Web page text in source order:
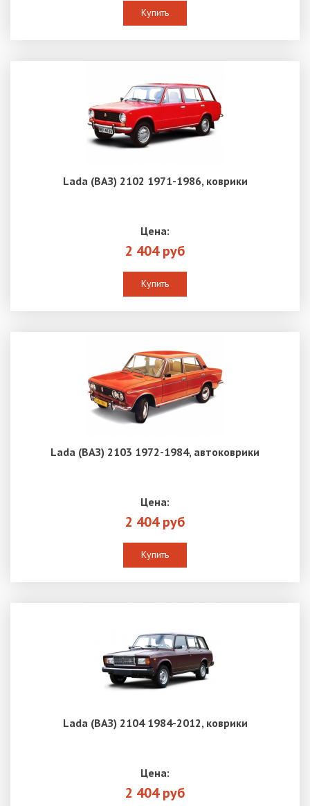
Купить
Lada (ВАЗ) 2102 1971-1986, коврики
Цена:
2 404 руб
Купить
Lada (ВАЗ) 2103 1972-1984, автоковрики
Цена:
2 404 руб
Купить
Lada (ВАЗ) 2104 1984-2012, коврики
Цена:
2 404 руб